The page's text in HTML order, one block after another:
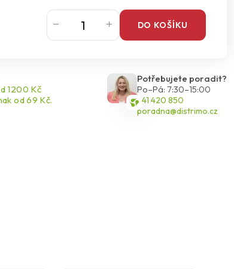
použití omítky s nižší hodnotou HBW, doporučuje
tmavých barev by mělo být použití omezeno na
zapouzdřené biokapsle, které postupně
DO KOŠÍKU
1200 Kč
od 69 Kč.
Potřebujete poradit?
Po–Pá: 7:30–15:00
541 420 850
poradna@distrimo.cz